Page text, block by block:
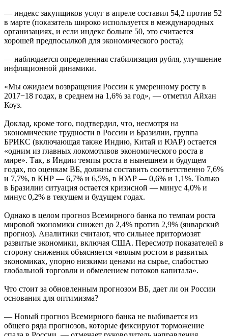
— индекс закупщиков услуг в апреле составил 54,2 против 52
в марте (показатель широко используется в международных
организациях, и если индекс больше 50, это считается
хорошей предпосылкой для экономического роста);
— наблюдается определенная стабилизация рубля, улучшение
инфляционной динамики.
«Мы ожидаем возвращения России к умеренному росту в
2017−18 годах, в среднем на 1,6% за год», — отметил Айхан
Коуз.
Доклад, кроме того, подтвердил, что, несмотря на
экономические трудности в России и Бразилии, группа
БРИКС (включающая также Индию, Китай и ЮАР) остается
«одним из главных локомотивов экономического роста в
мире». Так, в Индии темпы роста в нынешнем и будущем
годах, по оценкам ВБ, должны составить соответственно 7,6%
и 7,7%, в КНР — 6,7% и 6,5%, в ЮАР — 0,6% и 1,1%. Только
в Бразилии ситуация остается кризисной — минус 4,0% и
минус 0,2% в текущем и будущем годах.
Однако в целом прогноз Всемирного банка по темпам роста
мировой экономики снижен до 2,4% против 2,9% (январский
прогноз). Аналитики считают, что сильнее притормозят
развитые экономики, включая США. Пересмотр показателей в
сторону снижения объясняется «вялым ростом в развитых
экономиках, упорно низкими ценами на сырье, слабостью
глобальной торговли и обмелением потоков капитала».
Что стоит за обновленным прогнозом ВБ, дает ли он России
основания для оптимизма?
— Новый прогноз Всемирного банка не выбивается из
общего ряда прогнозов, которые фиксируют торможение